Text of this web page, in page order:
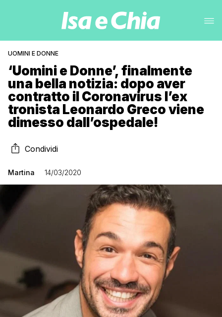
UOMINI E DONNE
‘Uomini e Donne’, finalmente
una bella notizia: dopo aver
contratto il Coronavirus l’ex
tronista Leonardo Greco viene
dimesso dall’ospedale!
Condividi
Martina 14/03/2020